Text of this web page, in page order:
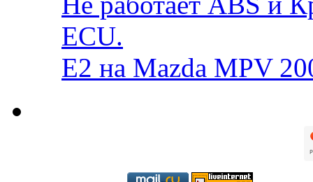
ECU.
E2 на Mazda MPV